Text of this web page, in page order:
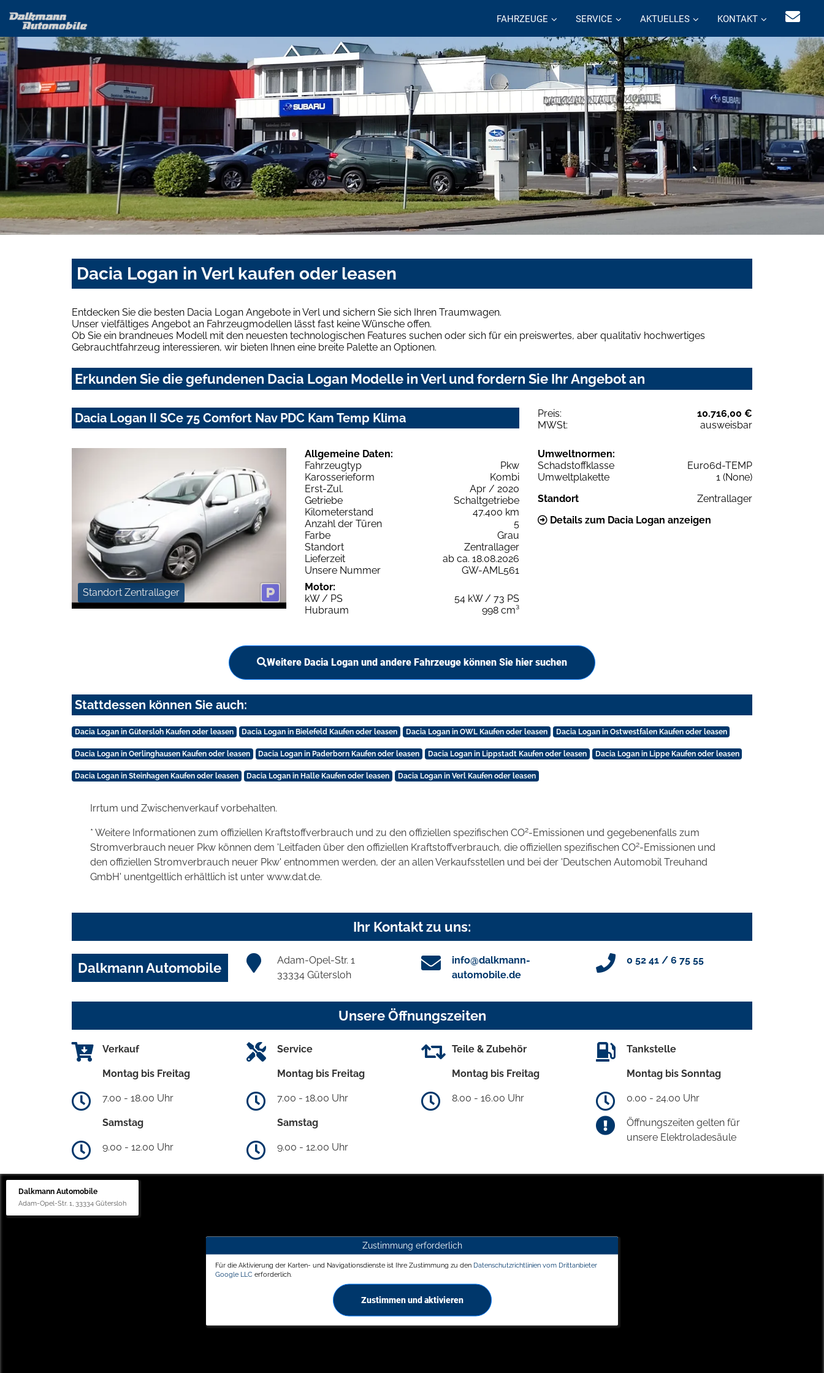
FAHRZEUGE SERVICE AKTUELLES KONTAKT
Dacia Logan in Verl kaufen oder leasen
Entdecken Sie die besten Dacia Logan Angebote in Verl und sichern Sie sich Ihren Traumwagen.
Unser vielfältiges Angebot an Fahrzeugmodellen lässt fast keine Wünsche offen.
Ob Sie ein brandneues Modell mit den neuesten technologischen Features suchen oder sich für ein preiswertes, aber qualitativ hochwertiges
Gebrauchtfahrzeug interessieren, wir bieten Ihnen eine breite Palette an Optionen.
Erkunden Sie die gefundenen Dacia Logan Modelle in Verl und fordern Sie Ihr Angebot an
Dacia Logan II SCe 75 Comfort Nav PDC Kam Temp Klima Preis:
10.716,00 €
MWSt:
ausweisbar
Standort Zentrallager
Allgemeine Daten:
Fahrzeugtyp
Pkw
Karosserieform
Kombi
Erst-Zul.
Apr / 2020
Getriebe
Schaltgetriebe
Kilometerstand
47.400 km
Anzahl der Türen
5
Farbe
Grau
Standort
Zentrallager
Lieferzeit
ab ca. 18.08.2026
Unsere Nummer
GW-AML561
Motor:
kW / PS
54 kW / 73 PS
Hubraum
998 cm³
Umweltnormen:
Schadstoffklasse
Euro6d-TEMP
Umweltplakette
1 (None)
Standort
Zentrallager
Details zum Dacia Logan anzeigen
Weitere Dacia Logan und andere Fahrzeuge können Sie hier suchen
Stattdessen können Sie auch:
Dacia Logan in Gütersloh Kaufen oder leasen Dacia Logan in Bielefeld Kaufen oder leasen Dacia Logan in OWL Kaufen oder leasen Dacia Logan in Ostwestfalen Kaufen oder leasen
Dacia Logan in Oerlinghausen Kaufen oder leasen Dacia Logan in Paderborn Kaufen oder leasen Dacia Logan in Lippstadt Kaufen oder leasen Dacia Logan in Lippe Kaufen oder leasen
Dacia Logan in Steinhagen Kaufen oder leasen Dacia Logan in Halle Kaufen oder leasen Dacia Logan in Verl Kaufen oder leasen
Irrtum und Zwischenverkauf vorbehalten.
* Weitere Informationen zum offiziellen Kraftstoffverbrauch und zu den offiziellen spezifischen CO2-Emissionen und gegebenenfalls zum
Stromverbrauch neuer Pkw können dem 'Leitfaden über den offiziellen Kraftstoffverbrauch, die offiziellen spezifischen CO2-Emissionen und
den offiziellen Stromverbrauch neuer Pkw' entnommen werden, der an allen Verkaufsstellen und bei der 'Deutschen Automobil Treuhand
GmbH' unentgeltlich erhältlich ist unter www.dat.de.
Ihr Kontakt zu uns:
Dalkmann Automobile
Adam-Opel-Str. 1
33334 Gütersloh
info@dalkmann-
automobile.de
0 52 41 / 6 75 55
Unsere Öffnungszeiten
Verkauf
Montag bis Freitag
7.00 - 18.00 Uhr
Samstag
9.00 - 12.00 Uhr
Service
Montag bis Freitag
7.00 - 18.00 Uhr
Samstag
9.00 - 12.00 Uhr
Teile & Zubehör
Montag bis Freitag
8.00 - 16.00 Uhr
Tankstelle
Montag bis Sonntag
0.00 - 24.00 Uhr
Öffnungszeiten gelten für
unsere Elektroladesäule
Dalkmann Automobile
Adam-Opel-Str. 1, 33334 Gütersloh
Zustimmung erforderlich
Für die Aktivierung der Karten- und Navigationsdienste ist Ihre Zustimmung zu den Datenschutzrichtlinien vom Drittanbieter
Google LLC erforderlich.
Zustimmen und aktivieren